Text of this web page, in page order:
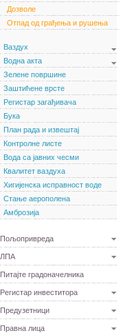
Дозволе
Отпад од грађења и рушења
Ваздух
Водна акта
Зелене површине
Заштићене врсте
Регистар загађивача
Бука
План рада и извештај
Контролне листе
Вода са јавних чесми
Квалитет ваздуха
Хигијенска исправност воде
Стање аерополена
Амброзија
Пољопривреда
ЛПА
Питајте градоначелника
Регистар инвеститора
Предузетници
Правна лица